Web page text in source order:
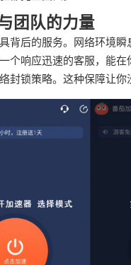
团队的力量
背后的服务。网络环境
个响应迅速的客服，能
封锁策略。这种保障让